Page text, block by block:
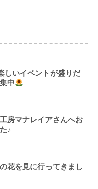
しいイベントが盛りだ
中
房マナレイアさんへお
♪
花を見に行ってきまし